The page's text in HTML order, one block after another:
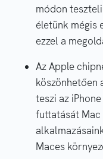
módon
életünk mégis
ezzel a
Az Apple
köszönhetően
teszi az
futtatását Mac
Maces